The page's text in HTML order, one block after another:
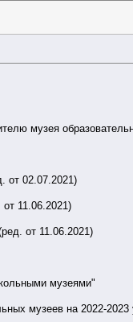
музея
от 02.07.2021)
11.06.2021)
от 11.06.2021)
музеями"
музеев на 2022-2023